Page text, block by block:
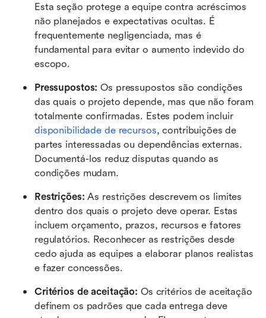
Esta seção protege a equipe contra acréscimos
não planejados e expectativas ocultas. É
frequentemente negligenciada, mas é
fundamental para evitar o aumento indevido do
escopo.
Pressupostos: Os pressupostos são condições
das quais o projeto depende, mas que não foram
totalmente confirmadas. Estes podem incluir
disponibilidade de recursos, contribuições de
partes interessadas ou dependências externas.
Documentá-los reduz disputas quando as
condições mudam.
Restrições: As restrições descrevem os limites
dentro dos quais o projeto deve operar. Estas
incluem orçamento, prazos, recursos e fatores
regulatórios. Reconhecer as restrições desde
cedo ajuda as equipes a elaborar planos realistas
e fazer concessões.
Critérios de aceitação: Os critérios de aceitação
definem os padrões que cada entrega deve